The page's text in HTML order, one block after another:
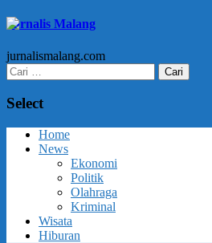
Jurnalis Malang
jurnalismalang.com
Cari
untuk:
Select
Home
News
Ekonomi
Politik
Olahraga
Kriminal
Wisata
Hiburan